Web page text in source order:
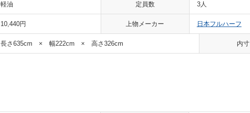
軽油 定員数 3人
10,440円 上物メーカー 日本フルハーフ
長さ635cm × 幅222cm × 高さ326cm 内寸